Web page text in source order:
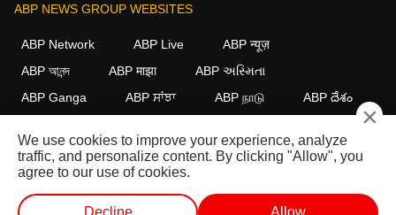
ABP NEWS GROUP WEBSITES
ABP Network ABP Live
ABP न्यूज़
ABP আনন্দ
ABP माझा
ABP અસ્મિતા
ABP Ganga
ABP ਸਾਂਝਾ ABP நாடு ABP దేశం
FOLLOW US
This website follows the DNPA Code of Ethics.
Copyright@2026.
×
We use cookies to improve your experience, analyze
traffic, and personalize content. By clicking "Allow", you
agree to our use of cookies.
Decline Allow